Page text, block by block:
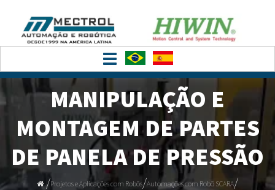
Toggle
navigation
MANIPULAÇÃO E
MONTAGEM DE PARTES
DE PANELA DE PRESSÃO
/Projetos e Aplicações com Robôs/Automações com Robô SCARA/